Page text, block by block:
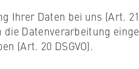
Ihrer Daten bei uns (Art. 21
die Datenverarbeitung
(Art. 20 DSGVO).